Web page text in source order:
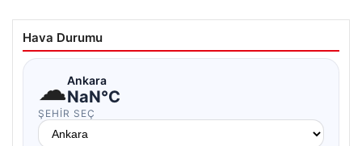
Hava Durumu
☁Ankara
NaN°C
ŞEHIR SEÇ